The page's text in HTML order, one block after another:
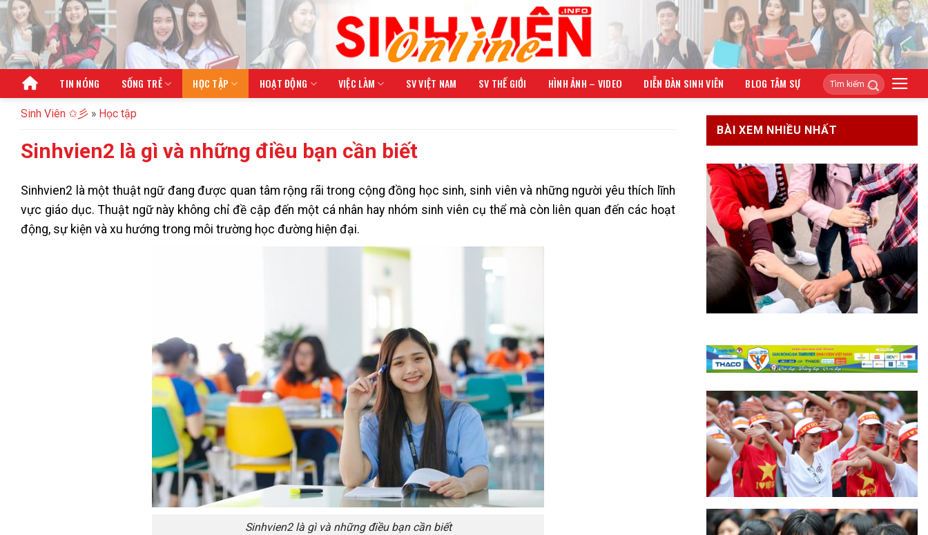
Bỏ
qua
nội
dung
TIN NÓNG SỐNG TRẺ HỌC TẬP HOẠT ĐỘNG VIỆC LÀM SV VIỆT NAM SV THẾ GIỚI HÌNH ẢNH – VIDEO DIỄN ĐÀN SINH VIÊN BLOG TÂM SỰ
Sinh Viên ✩彡 » Học tập
Sinhvien2 là gì và những điều bạn cần biết
Sinhvien2 là một thuật ngữ đang được quan tâm rộng rãi trong cộng đồng học sinh, sinh viên và những người yêu thích lĩnh
vực giáo dục. Thuật ngữ này không chỉ đề cập đến một cá nhân hay nhóm sinh viên cụ thể mà còn liên quan đến các hoạt
động, sự kiện và xu hướng trong môi trường học đường hiện đại.
Sinhvien2 là gì và những điều bạn cần biết
BÀI XEM NHIỀU NHẤT